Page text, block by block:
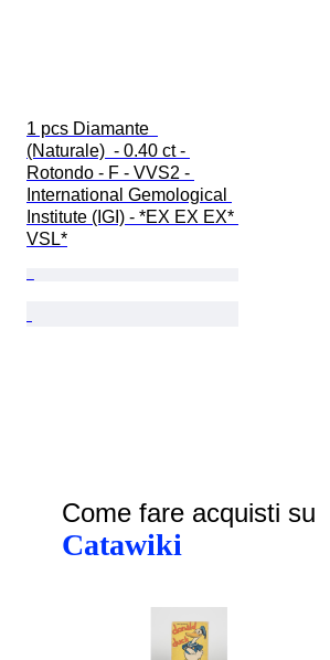
1 pcs Diamante
(Naturale)  - 0.40 ct -
Rotondo - F - VVS2 -
International Gemological
Institute (IGI) - *EX EX EX*
VSL*
Come fare acquisti su
Catawiki